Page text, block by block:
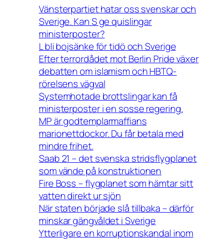
Vänsterpartiet hatar oss svenskar och
Sverige. Kan S ge quislingar
ministerposter?
L bli bojsänke för tidö och Sverige
Efter terrordådet mot Berlin Pride växer
debatten om islamism och HBTQ-
rörelsens vägval
Systemhotade brottslingar kan få
ministerposter i en sosse regering.
MP är godtemplarmaffians
marionettdockor. Du får betala med
mindre frihet.
Saab 21 – det svenska stridsflygplanet
som vände på konstruktionen
Fire Boss – flygplanet som hämtar sitt
vatten direkt ur sjön
När staten började slå tillbaka – därför
minskar gängvåldet i Sverige
Ytterligare en korruptionskandal inom